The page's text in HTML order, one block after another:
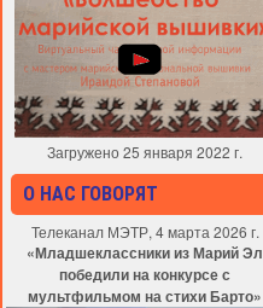
Загружено 25 января 2022 г.
О НАС ГОВОРЯТ
Телеканал МЭТР, 4 марта 2026 г.
«Младшеклассники из Марий Эл
победили на конкурсе с
мультфильмом на стихи Барто»